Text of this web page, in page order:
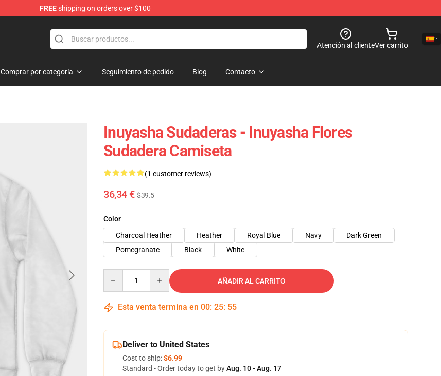
FREEshipping on orders over $100
Atención al clienteVer carrito
Comprar por categoría Seguimiento de pedido Blog Contacto
Inuyasha Sudaderas - Inuyasha Flores
Sudadera Camiseta
(1 customer reviews)
36,34 € $39.5
Color
Charcoal Heather
Heather Royal Blue Navy
Dark Green
Pomegranate
Black White
AÑADIR AL CARRITO
Esta venta termina en 00: 25: 55
Deliver to United States
Cost to ship:$6.99
Standard - Order today to get byAug. 10 - Aug. 17